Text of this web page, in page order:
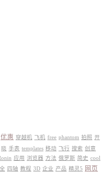
优惠 穿越机 飞机 free phantom 拍照 开
晓 手表 templates 移动 飞行 搜索 创意
应用 浏览器 方法 俄罗斯 简史 cool
四轴 教程 3D 企业 产品 精灵5 网页